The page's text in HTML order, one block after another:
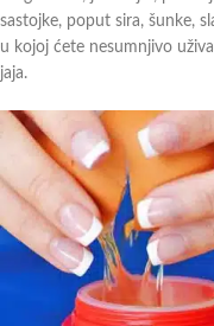
sastojke, poput sira, šunke,
u kojoj ćete nesumnjivo
jaja.